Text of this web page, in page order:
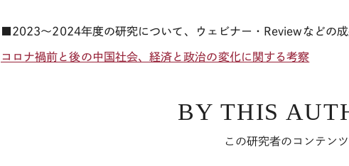
■2023～2024年度の研究について、ウェビナー・Reviewなどの成
コロナ禍前と後の中国社会、経済と政治の変化に関する考察
BY THIS
この研究者のコンテンツ